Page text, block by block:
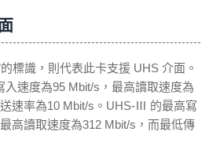
標識，則代表此卡支援 UHS 介面。
入速度為95 Mbit/s，最高讀取速度為
速率為10 Mbit/s。UHS-Ⅲ 的最高寫
高讀取速度為312 Mbit/s，而最低傳